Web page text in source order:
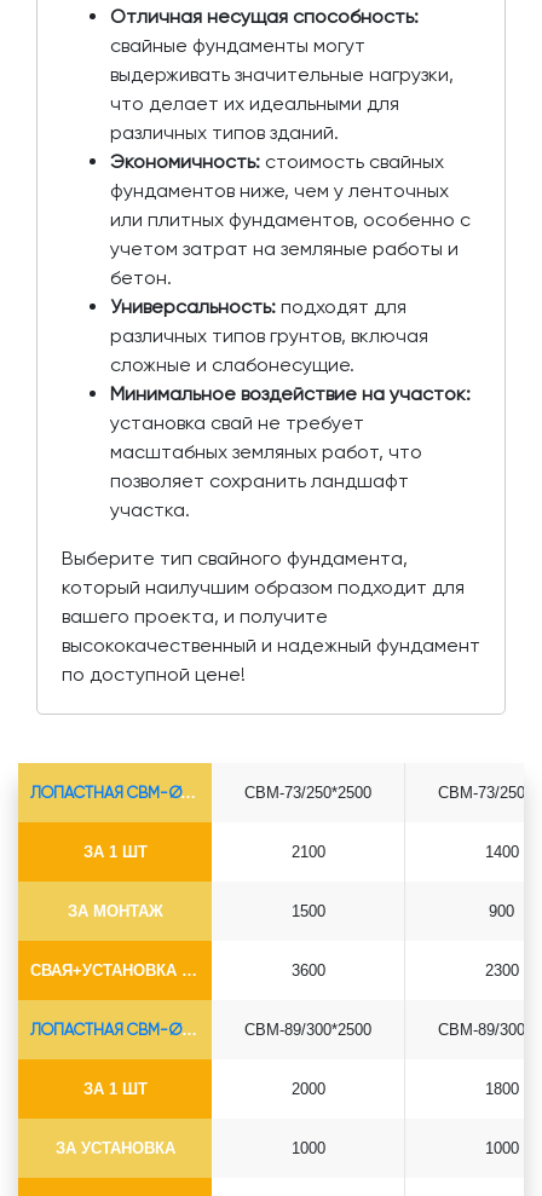
Отличная несущая способность:
свайные фундаменты могут
выдерживать значительные нагрузки,
что делает их идеальными для
различных типов зданий.
Экономичность: стоимость свайных
фундаментов ниже, чем у ленточных
или плитных фундаментов, особенно с
учетом затрат на земляные работы и
бетон.
Универсальность: подходят для
различных типов грунтов, включая
сложные и слабонесущие.
Минимальное воздействие на участок:
установка свай не требует
масштабных земляных работ, что
позволяет сохранить ландшафт
участка.
Выберите тип свайного фундамента,
который наилучшим образом подходит для
вашего проекта, и получите
высококачественный и надежный фундамент
по доступной цене!
ЛОПАСТНАЯ СВМ-Ø73*5.5
ЗА 1 ШТ
ЗА МОНТАЖ
СВАЯ+УСТАНОВКА (БЕЗ ОГОЛОВКА)
СВМ-73/250*2500
2100
1500
3600
СВМ-73/
1400
900
2300
ЛОПАСТНАЯ СВМ-Ø89*6.5
ЗА 1 ШТ
ЗА УСТАНОВКА
СВМ-89/300*2500
2000
1000
СВМ-89/
1800
1000